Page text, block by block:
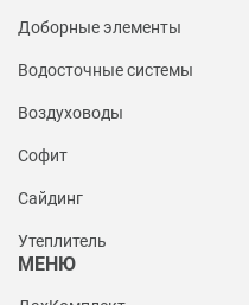
Доборные элементы
Водосточные системы
Воздуховоды
Софит
Сайдинг
Утеплитель
МЕНЮ